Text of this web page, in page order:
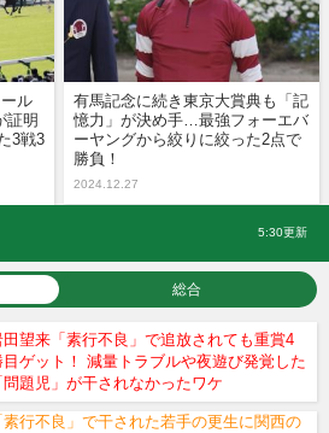
ル
証明
3戦3
有馬記念に続き東京大賞典も「記
憶力」が決め手…最強フォーエバ
ーヤングから絞りに絞った2点で
勝負！
2024.12.27
5:30更新
総合
田望来「素行不良」で追放されても重賞4
目ゲット！ 減量トラブルや夜遊び発覚した
問題児」が干されなかったワケ
素行不良」で干された若手の更生に関西の